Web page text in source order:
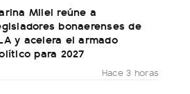
Milei reúne a
bonaerenses de
y acelera el armado
para 2027
Hace 3 horas